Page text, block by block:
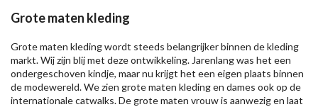
Grote maten kleding
Grote maten kleding wordt steeds belangrijker binnen de kleding
markt. Wij zijn blij met deze ontwikkeling. Jarenlang was het een
ondergeschoven kindje, maar nu krijgt het een eigen plaats binnen
de modewereld. We zien grote maten kleding en dames ook op de
internationale catwalks. De grote maten vrouw is aanwezig en laat